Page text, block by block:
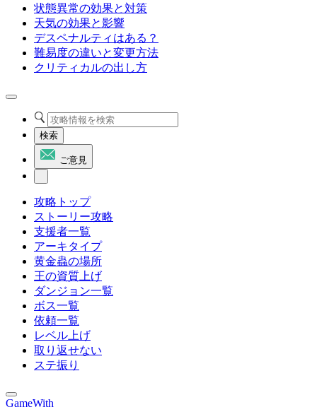
状態異常の効果と対策
天気の効果と影響
デスペナルティはある？
難易度の違いと変更方法
クリティカルの出し方
検索
ご意見
攻略トップ
ストーリー攻略
支援者一覧
アーキタイプ
黄金蟲の場所
王の資質上げ
ダンジョン一覧
ボス一覧
依頼一覧
レベル上げ
取り返せない
ステ振り
GameWith